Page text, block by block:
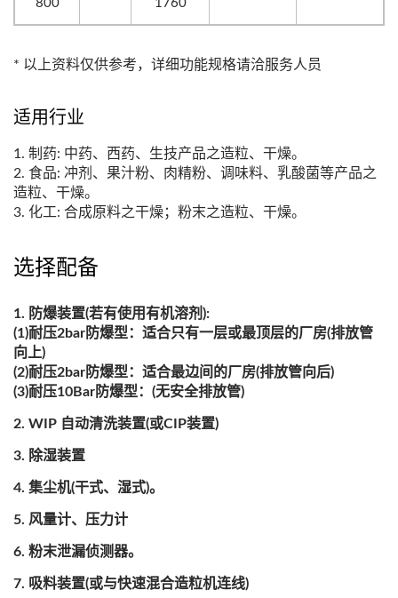
800
1760
* 以上资料仅供参考，详细功能规格请洽服务人员
适用行业
1. 制药: 中药、西药、生技产品之造粒、干燥。
2. 食品: 冲剂、果汁粉、肉精粉、调味料、乳酸菌等产品之
造粒、干燥。
3. 化工: 合成原料之干燥；粉末之造粒、干燥。
选择配备
防爆装置(若有使用有机溶剂):
(1)耐压2bar防爆型：适合只有一层或最顶层的厂房(排放管
向上)
(2)耐压2bar防爆型：适合最边间的厂房(排放管向后)
(3)耐压10Bar防爆型：(无安全排放管)
WIP 自动清洗装置(或CIP装置)
除湿装置
集尘机(干式、湿式)。
风量计、压力计
粉末泄漏侦测器。
吸料装置(或与快速混合造粒机连线)